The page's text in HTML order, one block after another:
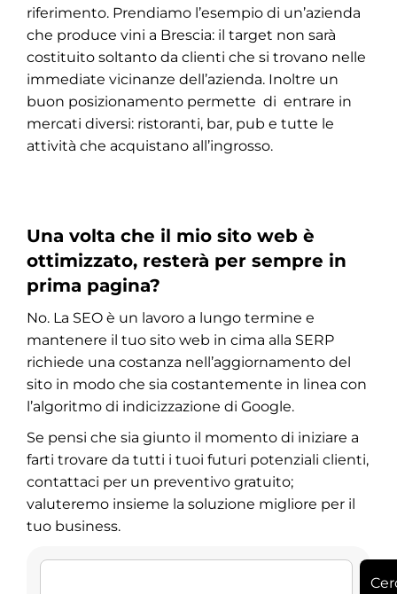
riferimento. Prendiamo l’esempio di un’azienda
che produce vini a Brescia: il target non sarà
costituito soltanto da clienti che si trovano nelle
immediate vicinanze dell’azienda. Inoltre un
buon posizionamento permette di entrare in
mercati diversi: ristoranti, bar, pub e tutte le
attività che acquistano all’ingrosso.
Una volta che il mio sito web è
ottimizzato, resterà per sempre in
prima pagina?
No. La SEO è un lavoro a lungo termine e
mantenere il tuo sito web in cima alla SERP
richiede una costanza nell’aggiornamento del
sito in modo che sia costantemente in linea con
l’algoritmo di indicizzazione di Google.
Se pensi che sia giunto il momento di iniziare a
farti trovare da tutti i tuoi futuri potenziali clienti,
contattaci per un preventivo gratuito;
valuteremo insieme la soluzione migliore per il
tuo business.